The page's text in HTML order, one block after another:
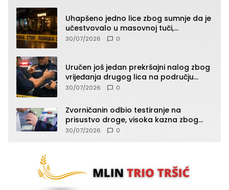
Uhapšeno jedno lice zbog sumnje da je
učestvovalo u masovnoj tuči,
maloljetnik zadobio povrede
30/07/2026 0
Uručen još jedan prekršajni nalog zbog
vrijeđanja drugog lica na području
Zvornika
30/07/2026 0
Zvorničanin odbio testiranje na
prisustvo droge, visoka kazna zbog
kršenja Zakona o osnovama
30/07/2026 0